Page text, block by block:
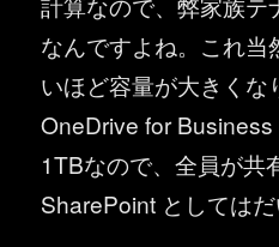
なんですよね。これ当
いほど容量が大きく
OneDrive for Business
1TBなので、全員が共
SharePoint としてはだ